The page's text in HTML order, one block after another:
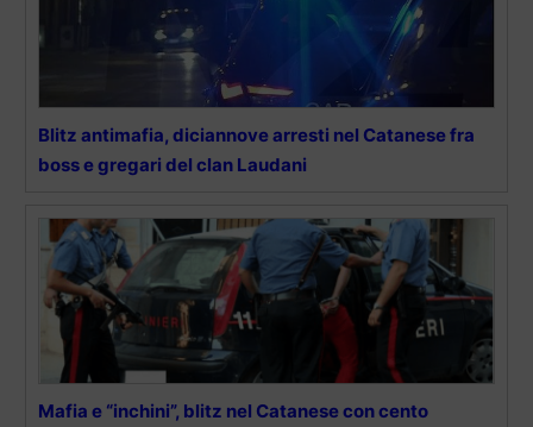
Blitz antimafia, diciannove arresti nel Catanese fra
boss e gregari del clan Laudani
Mafia e “inchini”, blitz nel Catanese con cento